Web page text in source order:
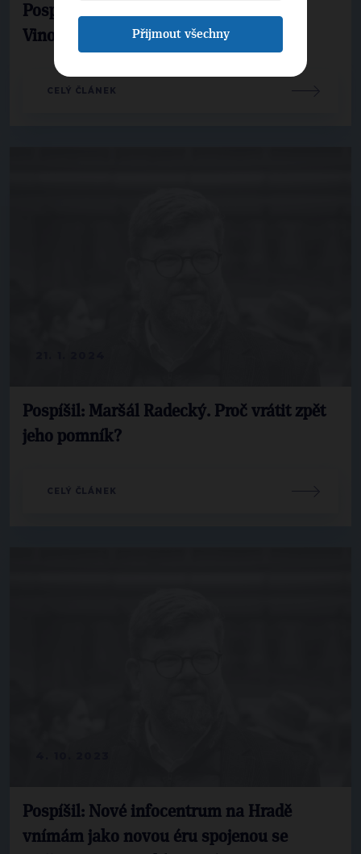
Pospíšil: Praha opraví Divadlo na
Vinohradech
CELÝ ČLÁNEK
Pospíšil: Maršál Radecký. Proč vrátit zpět
jeho pomník?
CELÝ ČLÁNEK
Pospíšil: Nové infocentrum na Hradě
vnímám jako novou éru spojenou se
Přijmout všechny